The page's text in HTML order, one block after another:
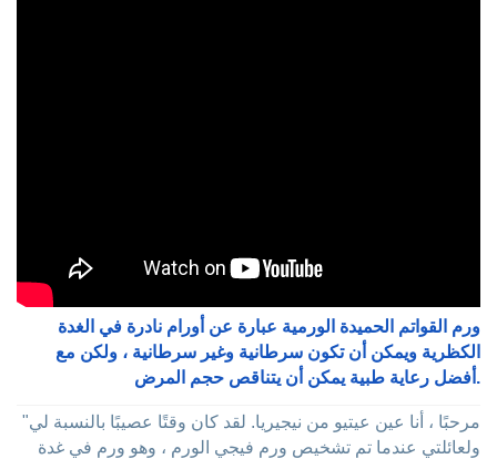
ورم القواتم الحميدة الورمية عبارة عن أورام نادرة في الغدة
الكظرية ويمكن أن تكون سرطانية وغير سرطانية ، ولكن مع
أفضل رعاية طبية يمكن أن يتناقص حجم المرض.
"مرحبًا ، أنا عين عيتيو من نيجيريا. لقد كان وقتًا عصيبًا بالنسبة لي
ولعائلتي عندما تم تشخيص ورم فيجي الورم ، وهو ورم في غدة